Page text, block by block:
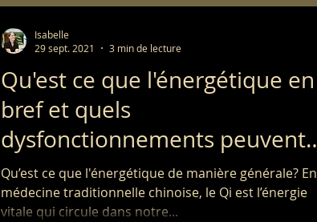
Qu'est ce que l'énergétique en
bref et quels
dysfonctionnements peuvent
s'installer.
Qu’est ce que l'énergétique de manière générale? En
médecine traditionnelle chinoise, le Qi est l’énergie
vitale qui circule dans notre...
Isabelle
29 sept. 2021
3 min de lecture